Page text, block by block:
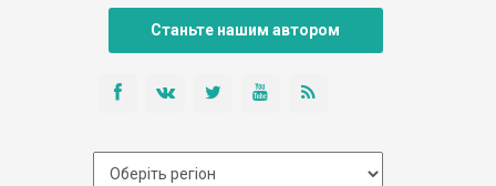
Станьте нашим автором